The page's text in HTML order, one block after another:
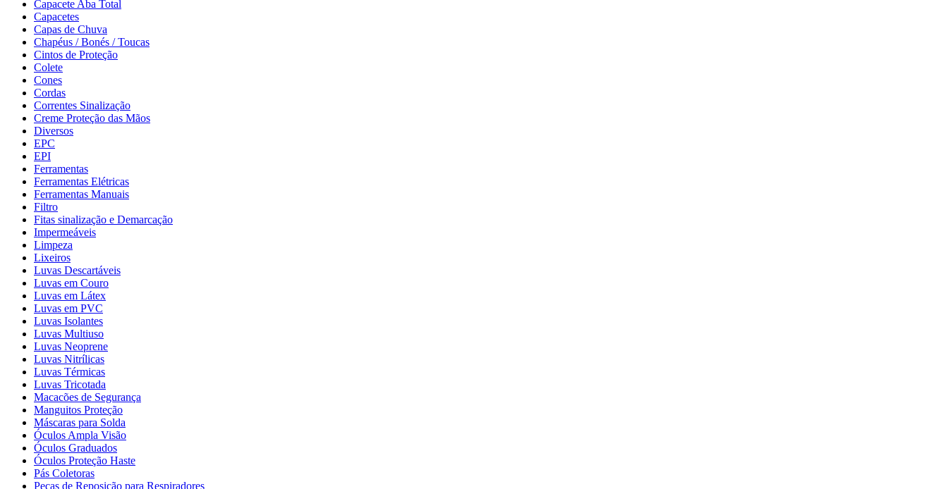
Capacete Aba Total
Capacetes
Capas de Chuva
Chapéus / Bonés / Toucas
Cintos de Proteção
Colete
Cones
Cordas
Correntes Sinalização
Creme Proteção das Mãos
Diversos
EPC
EPI
Ferramentas
Ferramentas Elétricas
Ferramentas Manuais
Filtro
Fitas sinalização e Demarcação
Impermeáveis
Limpeza
Lixeiros
Luvas Descartáveis
Luvas em Couro
Luvas em Látex
Luvas em PVC
Luvas Isolantes
Luvas Multiuso
Luvas Neoprene
Luvas Nitrílicas
Luvas Térmicas
Luvas Tricotada
Macacões de Segurança
Manguitos Proteção
Máscaras para Solda
Óculos Ampla Visão
Óculos Graduados
Óculos Proteção Haste
Pás Coletoras
Peças de Reposição para Respiradores